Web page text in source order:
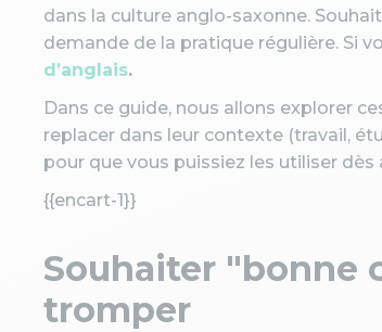
dans la culture anglo-saxonne.
demande de la pratique régulière. Si
d’anglais.
Dans ce guide, nous allons explorer
replacer dans leur contexte (travail,
pour que vous puissiez les utiliser
{{encart-1}}
Souhaiter "bonne
tromper